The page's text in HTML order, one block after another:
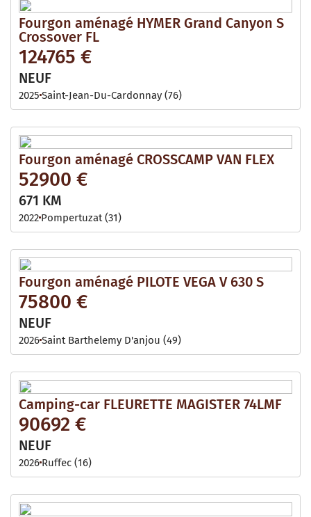
Fourgon aménagé HYMER Grand Canyon S
Crossover FL
124765 €
NEUF
2025 Saint-Jean-Du-Cardonnay (76)
Fourgon aménagé CROSSCAMP VAN FLEX
52900 €
671 KM
2022 Pompertuzat (31)
Fourgon aménagé PILOTE VEGA V 630 S
75800 €
NEUF
2026Saint Barthelemy D'anjou (49)
Camping-car FLEURETTE MAGISTER 74LMF
90692 €
NEUF
2026 Ruffec (16)